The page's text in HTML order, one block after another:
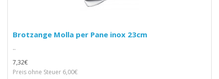
Brotzange Molla per Pane inox 23cm
..
7,32€
Preis ohne Steuer 6,00€